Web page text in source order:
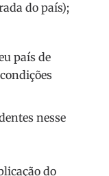
do país);
país de
nesse
do